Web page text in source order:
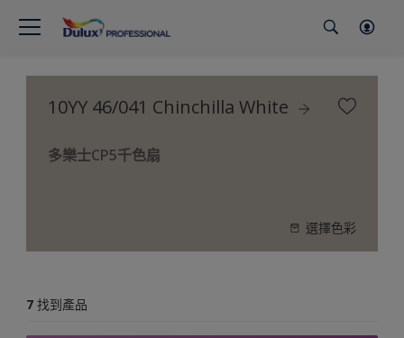
10YY 46/041 Chinchilla White
多樂士CP5千色扇
選擇色彩
7 找到產品